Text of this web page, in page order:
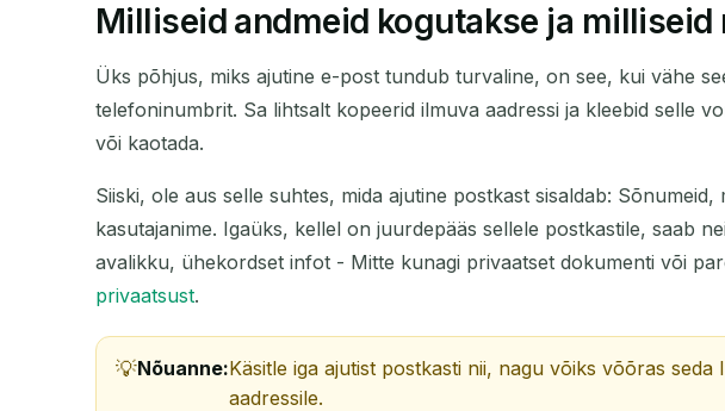
Milliseid andmeid kogutakse ja milliseid
Üks põhjus, miks ajutine e-post tundub turvaline, on see, kui vähe
telefoninumbrit. Sa lihtsalt kopeerid ilmuva aadressi ja kleebid selle
või kaotada.
Siiski, ole aus selle suhtes, mida ajutine postkast sisaldab:
kasutajanime. Igaüks, kellel on juurdepääs sellele postkastile, saab
avalikku, ühekordset infot - Mitte kunagi privaatset dokumenti või
privaatsust.
Nõuanne:Käsitle iga ajutist postkasti nii, nagu võiks võõras
aadressile.